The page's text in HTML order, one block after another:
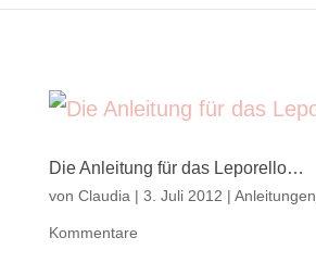
Die Anleitung für das Leporello…
von Claudia | 3. Juli 2012 | Anleitungen
Kommentare